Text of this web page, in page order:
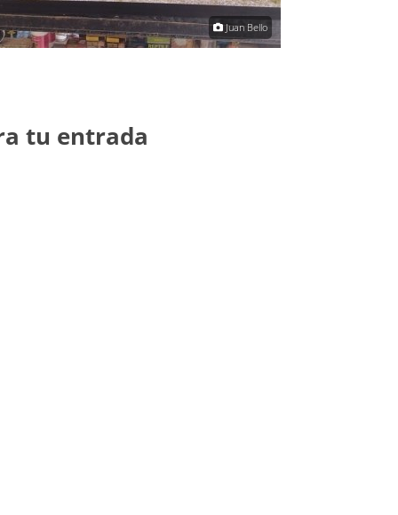
Juan Bello
tu entrada